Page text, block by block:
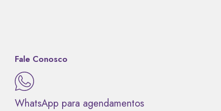
Fale Conosco
WhatsApp para agendamentos